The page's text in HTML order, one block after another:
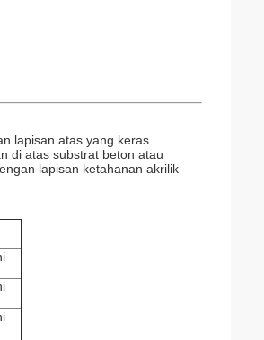
lapisan atas yang keras
di atas substrat beton atau
lapisan ketahanan akrilik